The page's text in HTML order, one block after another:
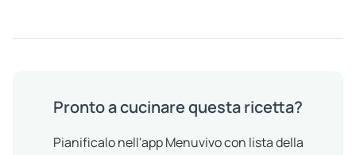
Pronto a cucinare questa ricetta?
Pianificalo nell'app Menuvivo con lista della